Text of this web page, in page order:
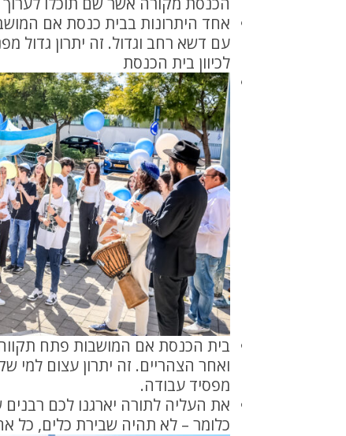
אחד היתרונות בבית כנסת אם
עם דשא רחב וגדול. זה יתרון גדול
לכיוון בית הכנסת
בית הכנסת אם המושבות פתח
ואחר הצהריים. זה יתרון עצום למי
מפסיד עבודה.
את העליה לתורה יארגנו לכם
כלומר – לא תהיה שבירת כלים, כל